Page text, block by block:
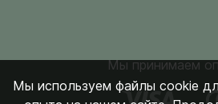
Мы принимаем
Мы используем файлы cookie